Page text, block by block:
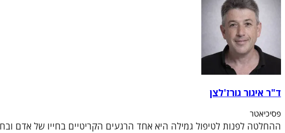
ד"ר איגור גורז'לצן
פסיכיאטר
ההחלטה לפנות לטיפול גמילה היא אחד הרגעים הקריטיים בחייו של אדם